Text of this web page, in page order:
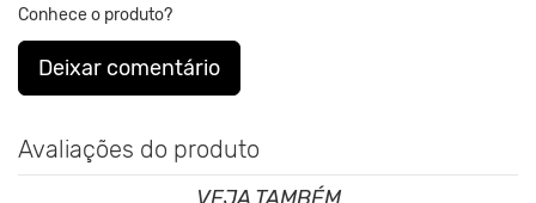
Conhece o produto?
Deixar comentário
Avaliações do produto